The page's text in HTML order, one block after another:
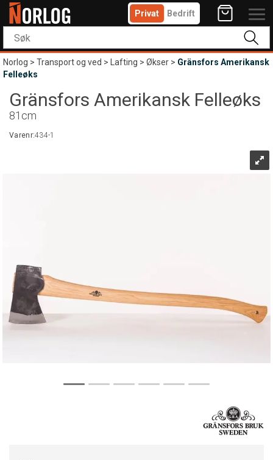
Privat Bedrift
Norlog>Transport og ved> Lafting>Økser>Gränsfors Amerikansk
Felleøks
Gränsfors Amerikansk Felleøks
81cm
Varenr:434-1